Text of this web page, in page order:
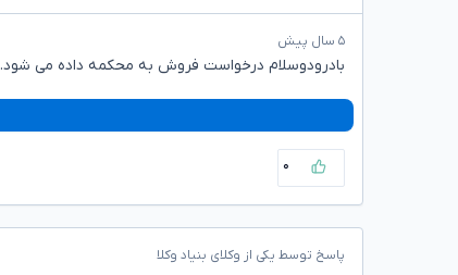
۵ سال پیش
بادرودوسلام درخواست فروش به محکمه داده می شود.
۰
پاسخ توسط یکی از وکلای بنیاد وکلا